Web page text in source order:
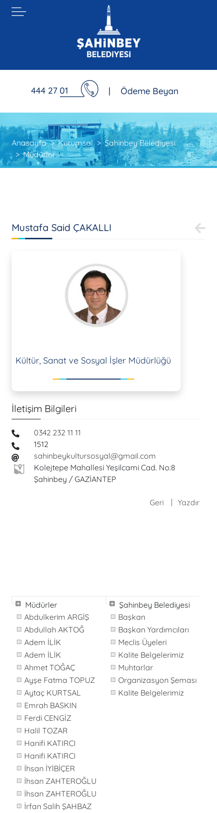
444 27 01 | Ödeme Beyan
Anasayfa Kurumsal
Şahinbey Belediyesi
Müdürler
Mustafa Said ÇAKALLI
Kültür, Sanat ve Sosyal İşler Müdürlüğü
İletişim Bilgileri
0342 232 11 11
1512
sahinbeykultursosyal@gmail.com
Kolejtepe Mahallesi Yeşilcami Cad. No:8
Şahinbey / GAZİANTEP
Geri Yazdır
Müdürler
Abdulkerim ARGİŞ
Abdullah AKTOĞ
Adem İLİK
Adem İLİK
Ahmet TOĞAÇ
Ayşe Fatma TOPUZ
Aytaç KURTSAL
Emrah BASKIN
Ferdi CENGİZ
Halil TOZAR
Hanifi KATIRCI
Hanifi KATIRCI
İhsan İYİBİÇER
İhsan ZAHTEROĞLU
İhsan ZAHTEROĞLU
İrfan Salih ŞAHBAZ
Şahinbey Belediyesi
Başkan
Başkan Yardımcıları
Meclis Üyeleri
Kalite Belgelerimiz
Muhtarlar
Organizasyon Şeması
Kalite Belgelerimiz